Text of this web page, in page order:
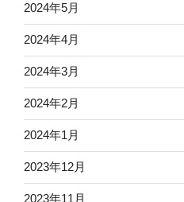
2024年5月
2024年4月
2024年3月
2024年2月
2024年1月
2023年12月
2023年11月